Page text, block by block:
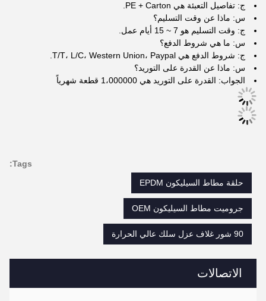
الاتصالات
ج: تفاصيل التعبئة هي PE + Carton.
س: ماذا عن وقت التسليم؟
ج: وقت التسليم هو 7 ~ 15 أيام عمل.
س: ما هي شروط الدفع؟
ج: شروط الدفع هي T/T، L/C، Western Union، Paypal.
س: ماذا عن القدرة على التوريد؟
الجواب: القدرة على التوريد هي 1،000000 قطعة شهرياً
Tags:
حلقة مطاط السيليكون EPDM
جروميت مطاط السيليكون OEM
90 شور غلاف عزل سلك عالي الحرارة